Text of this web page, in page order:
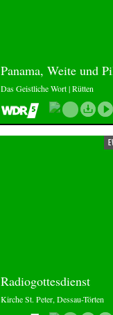
Panama, Weite und
Das Geistliche Wort | Rütten
Radiogottesdienst
Kirche St. Peter, Dessau-Törten